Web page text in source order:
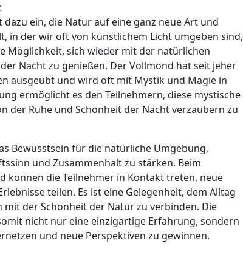
ein, die Natur auf eine ganz neue Art und
in der wir oft von künstlichem Licht umgeben sind,
Möglichkeit, sich wieder mit der natürlichen
Nacht zu genießen. Der Vollmond hat seit jeher
ausgeübt und wird oft mit Mystik und Magie in
ermöglicht es den Teilnehmern, diese mystische
der Ruhe und Schönheit der Nacht verzaubern zu
Bewusstsein für die natürliche Umgebung,
und Zusammenhalt zu stärken. Beim
können die Teilnehmer in Kontakt treten, neue
teilen. Es ist eine Gelegenheit, dem Alltag
der Schönheit der Natur zu verbinden. Die
nicht nur eine einzigartige Erfahrung, sondern
und neue Perspektiven zu gewinnen.